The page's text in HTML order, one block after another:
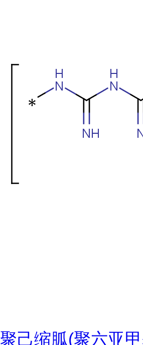
聚己缩胍(聚六亚